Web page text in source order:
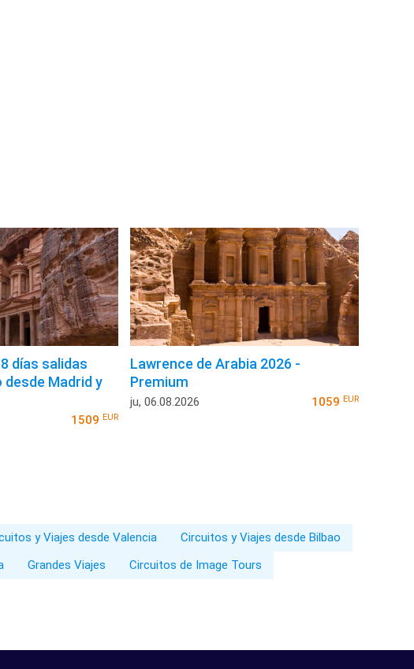
días salidas
desde Madrid y
1509EUR
Lawrence de Arabia 2026 -
Premium
ju, 06.08.2026 1059 EUR
y Viajes desde Valencia
Circuitos y Viajes desde Bilbao
Grandes Viajes Circuitos de Image Tours